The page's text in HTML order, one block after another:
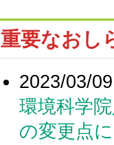
重要なおし
2023/03/09
環境科学
の変更点